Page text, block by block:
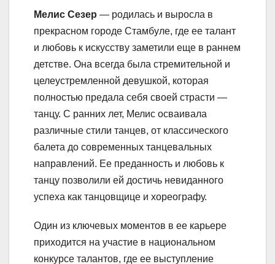
Мелис Сезер — родилась и выросла в
прекрасном городе Стамбуле, где ее талант
и любовь к искусству заметили еще в раннем
детстве. Она всегда была стремительной и
целеустремленной девушкой, которая
полностью предала себя своей страсти —
танцу. С ранних лет, Мелис осваивала
различные стили танцев, от классического
балета до современных танцевальных
направлений. Ее преданность и любовь к
танцу позволили ей достичь невиданного
успеха как танцовщице и хореографу.
Один из ключевых моментов в ее карьере
приходится на участие в национальном
конкурсе талантов, где ее выступление